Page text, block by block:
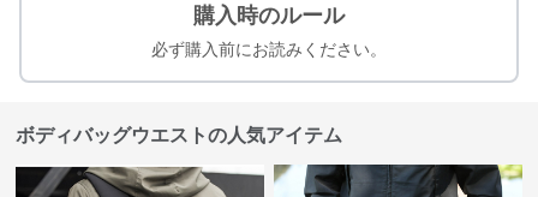
購入時のルール
必ず購入前にお読みください。
ボディバッグウエストの人気アイテム